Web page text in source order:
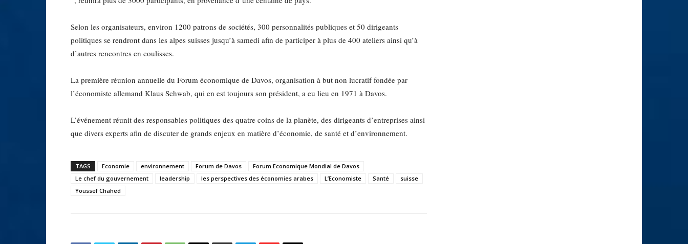
Selon les organisateurs, environ 1200 patrons de sociétés, 300 personnalités publiques et 50 dirigeants
politiques se rendront dans les alpes suisses jusqu’à samedi afin de participer à plus de 400 ateliers ainsi qu’à
d’autres rencontres en coulisses.
La première réunion annuelle du Forum économique de Davos, organisation à but non lucratif fondée par
l’économiste allemand Klaus Schwab, qui en est toujours son président, a eu lieu en 1971 à Davos.
L’événement réunit des responsables politiques des quatre coins de la planète, des dirigeants d’entreprises ainsi
que divers experts afin de discuter de grands enjeux en matière d’économie, de santé et d’environnement.
TAGS Economie environnement Forum de Davos
Forum Economique Mondial de Davos
Le chef du gouvernement
leadership les perspectives des économies arabes L’Economiste Santé
suisse
Youssef Chahed